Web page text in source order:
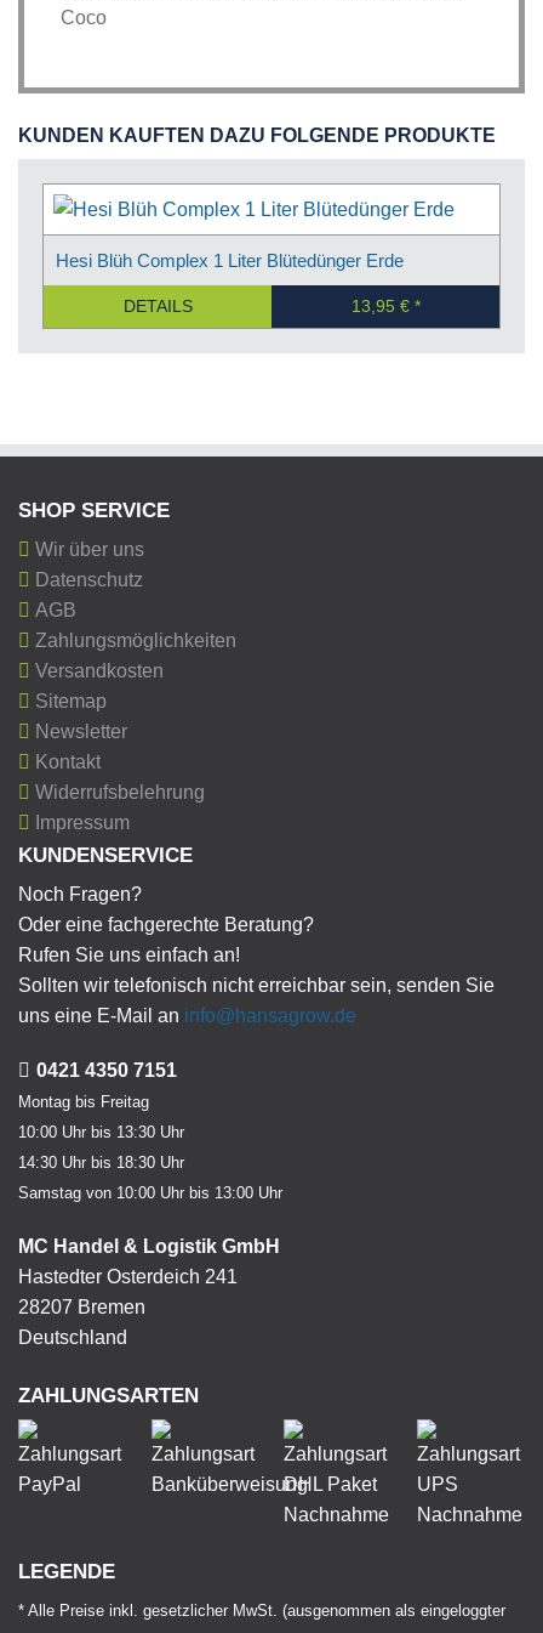
Coco
KUNDEN KAUFTEN DAZU FOLGENDE PRODUKTE
Hesi Blüh Complex 1 Liter Blütedünger Erde
DETAILS 13,95 €
SHOP SERVICE
Wir über uns
Datenschutz
AGB
Zahlungsmöglichkeiten
Versandkosten
Sitemap
Newsletter
Kontakt
Widerrufsbelehrung
Impressum
KUNDENSERVICE
Noch Fragen?
Oder eine fachgerechte Beratung?
Rufen Sie uns einfach an!
Sollten wir telefonisch nicht erreichbar sein, senden Sie
uns eine E-Mail an info@hansagrow.de
0421 4350 7151
Montag bis Freitag
10:00 Uhr bis 13:30 Uhr
14:30 Uhr bis 18:30 Uhr
Samstag von 10:00 Uhr bis 13:00 Uhr
MC Handel & Logistik GmbH
Hastedter Osterdeich 241
28207 Bremen
Deutschland
ZAHLUNGSARTEN
LEGENDE
* Alle Preise inkl. gesetzlicher MwSt. (ausgenommen als eingeloggter